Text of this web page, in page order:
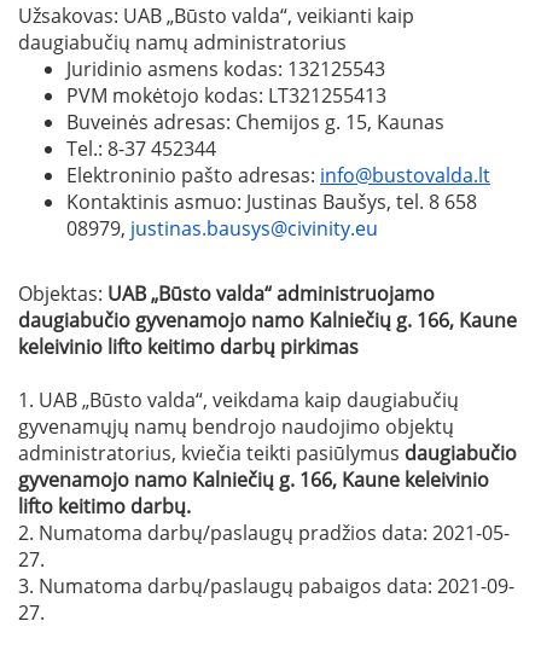
Užsakovas: UAB „Būsto valda“, veikianti kaip
daugiabučių namų administratorius
Juridinio asmens kodas: 132125543
PVM mokėtojo kodas: LT321255413
Buveinės adresas: Chemijos g. 15, Kaunas
Tel.: 8-37 452344
Elektroninio pašto adresas: info@bustovalda.lt
Kontaktinis asmuo: Justinas Baušys, tel. 8 658
08979, justinas.bausys@civinity.eu
Objektas: UAB „Būsto valda“ administruojamo
daugiabučio gyvenamojo namo Kalniečių g. 166, Kaune
keleivinio lifto keitimo darbų pirkimas
1. UAB „Būsto valda“, veikdama kaip daugiabučių
gyvenamųjų namų bendrojo naudojimo objektų
administratorius, kviečia teikti pasiūlymus daugiabučio
gyvenamojo namo Kalniečių g. 166, Kaune keleivinio
lifto keitimo darbų.
2. Numatoma darbų/paslaugų pradžios data: 2021-05-
27.
3. Numatoma darbų/paslaugų pabaigos data: 2021-09-
27.